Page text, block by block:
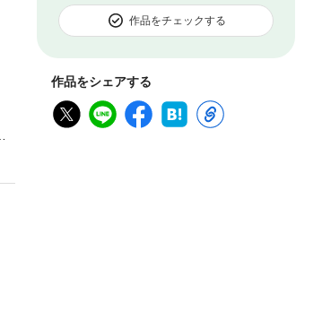
作品をチェックする
作品をシェアする